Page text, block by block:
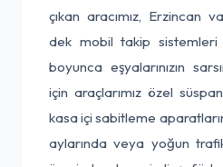
çıkan aracımız, Erzincan
dek mobil takip sistemleri
boyunca eşyalarınızın
için araçlarımız özel
kasa içi sabitleme
aylarında veya yoğun